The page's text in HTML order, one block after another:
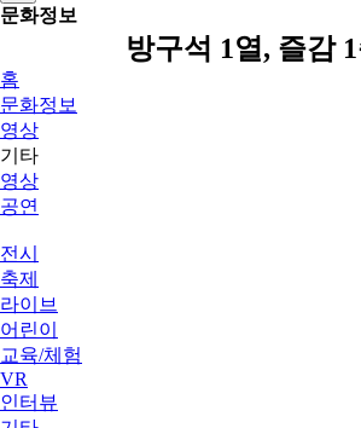
문화정보
방구석 1열, 즐감 1
홈
문화정보
영상
기타
영상
공연
전시
축제
라이브
어린이
교육/체험
VR
인터뷰